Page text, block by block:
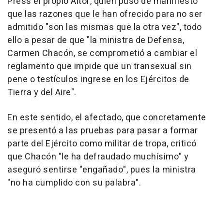
que las razones que le han ofrecido para no ser
admitido "son las mismas que la otra vez", todo
ello a pesar de que "la ministra de Defensa,
Carmen Chacón, se comprometió a cambiar el
reglamento que impide que un transexual sin
pene o testículos ingrese en los Ejércitos de
Tierra y del Aire".
En este sentido, el afectado, que concretamente
se presentó a las pruebas para pasar a formar
parte del Ejército como militar de tropa, criticó
que Chacón "le ha defraudado muchísimo" y
aseguró sentirse "engañado", pues la ministra
"no ha cumplido con su palabra".